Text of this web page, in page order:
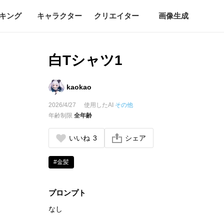
ング キャラクター クリエイター 画像生成
白Tシャツ1
kaokao
2026/4/27 使用したAI その他
年齢制限全年齢
いいね 3 シェア
#金髪
プロンプト
なし